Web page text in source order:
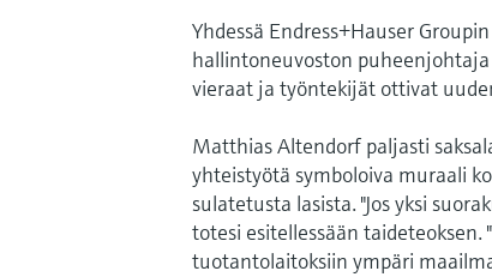
Yhdessä Endress+Hauser
hallintoneuvoston
vieraat ja työntekijät ottivat
Matthias Altendorf paljasti
yhteistyötä symboloiva muraali
sulatetusta lasista. "Jos yksi
totesi esitellessään taideteoksen.
tuotantolaitoksiin ympäri